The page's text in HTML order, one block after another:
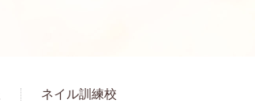
ネイル訓練校